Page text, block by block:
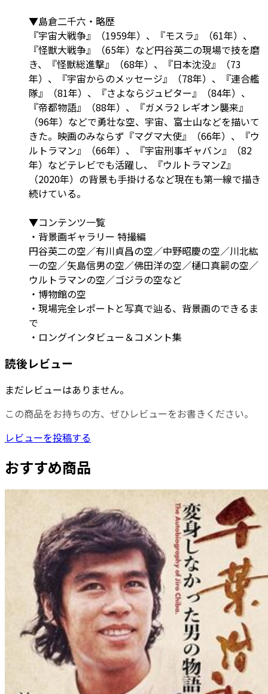
▼島倉二千六・略歴
『宇宙大戦争』（1959年）、『モスラ』（61年）、
『怪獣大戦争』（65年）など円谷英二の現場で技を磨
き、『怪獣総進撃』（68年）、『日本沈没』（73
年）、『宇宙からのメッセージ』（78年）、『連合艦
隊』（81年）、『さよならジュピター』（84年）、
『帝都物語』（88年）、『ガメラ2 レギオン襲来』
（96年）などで勇壮な空、宇宙、富士山などを描いて
きた。映画のみならず『マグマ大使』（66年）、『ウ
ルトラマン』（66年）、『宇宙刑事ギャバン』（82
年）などテレビでも活躍し、『ウルトラマンZ』
（2020年）の背景も手掛けるなど現在も第一線で描き
続けている。
▼コンテンツ一覧
・背景画ギャラリー 特撮編
円谷英二の空／有川貞昌の空／中野昭慶の空／川北紘
一の空／矢島信男の空／佛田洋の空／樋口真嗣の空／
ウルトラマンの空／ゴジラの空など
・博物館の空
・現場完全レポートと写真で辿る、背景画のできるま
で
・ロングインタビュー＆コメント集
読後レビュー
まだレビューはありません。
この商品をお持ちの方、ぜひレビューをお書きください。
レビューを投稿する
おすすめ商品